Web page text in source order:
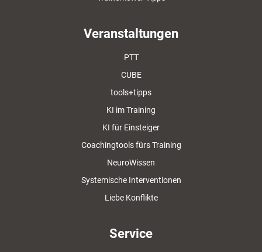
Veranstaltungen
PTT
CUBE
tools+tipps
KI im Training
KI für Einsteiger
Coachingtools fürs Training
NeuroWissen
Systemische Interventionen
Liebe Konflikte
Service